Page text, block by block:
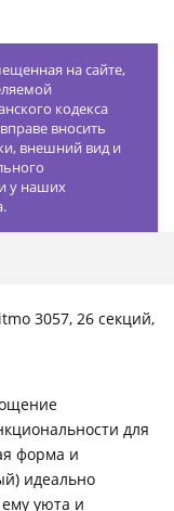
на сайте,
кодекса
вносить
внешний вид и
у наших
3057, 26 секций,
для
форма и
идеально
уюта и